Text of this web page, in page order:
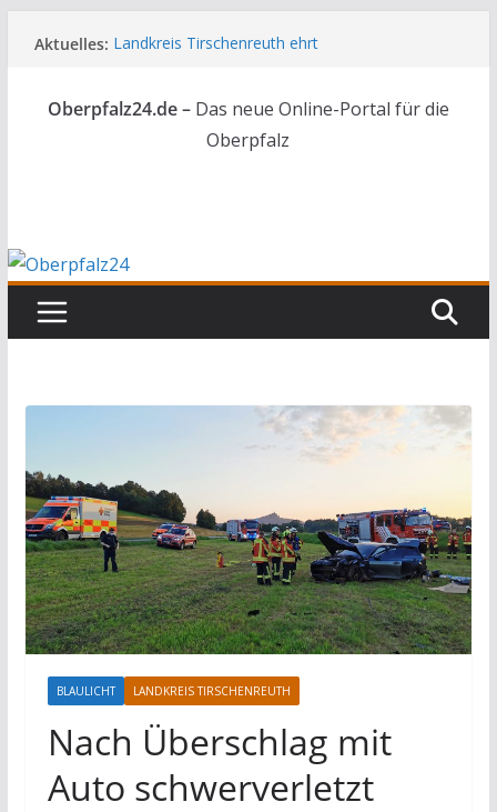
Inhalt
Aktuelles: Landkreis Tirschenreuth ehrt
Deutsch-amerikanischer Schüleraustausch zu
Gast im Landratsamt
Vater und Sohn mit Waffen und Böllern erwischt
Oberpfalz24.de – Das neue Online-Portal für die
Oberpfalz
BLAULICHT LANDKREIS TIRSCHENREUTH
Nach Überschlag mit
Auto schwerverletzt